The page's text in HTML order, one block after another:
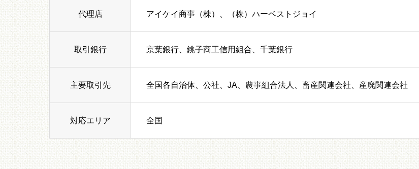
代理店 アイケイ商事（株）、（株）ハーベストジョイ
取引銀行 京葉銀行、銚子商工信用組合、千葉銀行
主要取引先 全国各自治体、公社、JA、農事組合法人、畜産関連会社、産廃関連会社
対応エリア 全国